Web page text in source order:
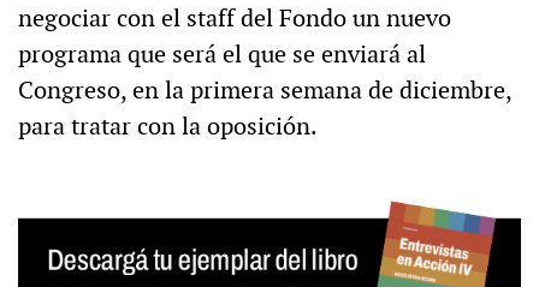
negociar con el staff del Fondo un nuevo
programa que será el que se enviará al
Congreso, en la primera semana de diciembre,
para tratar con la oposición.